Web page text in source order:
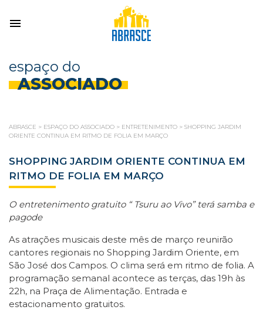
espaço do
ASSOCIADO
ABRASCE > ESPAÇO DO ASSOCIADO > ENTRETENIMENTO > SHOPPING JARDIM
ORIENTE CONTINUA EM RITMO DE FOLIA EM MARÇO
SHOPPING JARDIM ORIENTE CONTINUA EM
RITMO DE FOLIA EM MARÇO
O entretenimento gratuito “ Tsuru ao Vivo” terá samba e
pagode
As atrações musicais deste mês de março reunirão
cantores regionais no Shopping Jardim Oriente, em
São José dos Campos. O clima será em ritmo de folia. A
programação semanal acontece as terças, das 19h às
22h, na Praça de Alimentação. Entrada e
estacionamento gratuitos.